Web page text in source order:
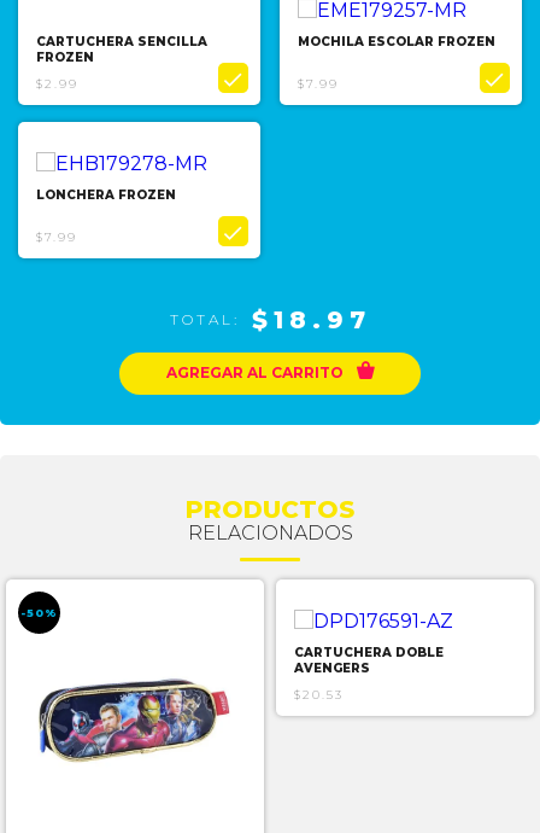
CARTUCHERA SENCILLA
FROZEN
$2.99

MOCHILA ESCOLAR FROZEN
$7.99 
LONCHERA FROZEN
$7.99 
TOTAL: $18.97
AGREGAR AL CARRITO 
PRODUCTOS
RELACIONADOS
-50%
CARTUCHERA DOBLE
AVENGERS
$20.53